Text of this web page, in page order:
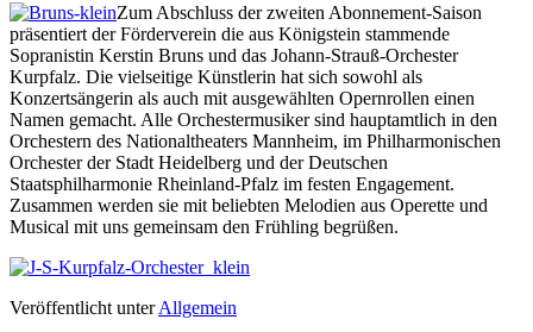
Zum Abschluss der zweiten Abonnement-Saison
präsentiert der Förderverein die aus Königstein stammende
Sopranistin Kerstin Bruns und das Johann-Strauß-Orchester
Kurpfalz. Die vielseitige Künstlerin hat sich sowohl als
Konzertsängerin als auch mit ausgewählten Opernrollen einen
Namen gemacht. Alle Orchestermusiker sind hauptamtlich in den
Orchestern des Nationaltheaters Mannheim, im Philharmonischen
Orchester der Stadt Heidelberg und der Deutschen
Staatsphilharmonie Rheinland-Pfalz im festen Engagement.
Zusammen werden sie mit beliebten Melodien aus Operette und
Musical mit uns gemeinsam den Frühling begrüßen.
Veröffentlicht unter Allgemein